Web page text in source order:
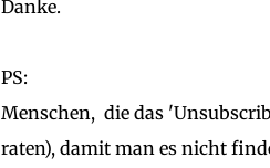
Danke.
PS:
Menschen, die das
raten), damit man es nicht